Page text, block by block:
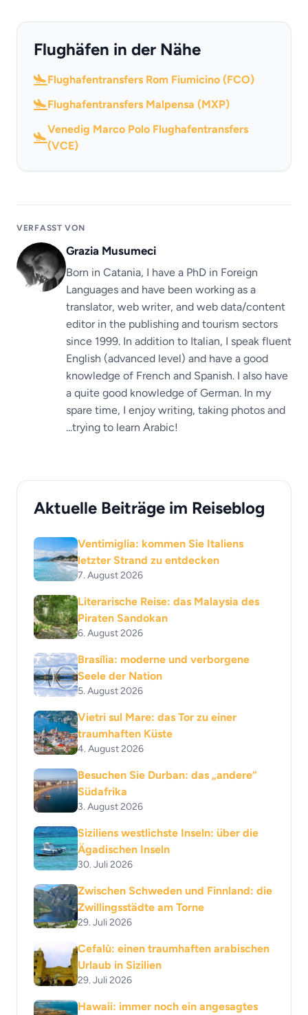
Flughäfen in der Nähe
Flughafentransfers Rom Fiumicino (FCO)
Flughafentransfers Malpensa (MXP)
Venedig Marco Polo Flughafentransfers
(VCE)
VERFASST VON
Grazia Musumeci
Born in Catania, I have a PhD in Foreign
Languages ​​and have been working as a
translator, web writer, and web data/content
editor in the publishing and tourism sectors
since 1999. In addition to Italian, I speak fluent
English (advanced level) and have a good
knowledge of French and Spanish. I also have
a quite good knowledge of German. In my
spare time, I enjoy writing, taking photos and
...trying to learn Arabic!
Aktuelle Beiträge im Reiseblog
Ventimiglia: kommen Sie Italiens
letzter Strand zu entdecken
7. August 2026
Literarische Reise: das Malaysia des
Piraten Sandokan
6. August 2026
Brasília: moderne und verborgene
Seele der Nation
5. August 2026
Vietri sul Mare: das Tor zu einer
traumhaften Küste
4. August 2026
Besuchen Sie Durban: das „andere“
Südafrika
3. August 2026
Siziliens westlichste Inseln: über die
Ägadischen Inseln
30. Juli 2026
Zwischen Schweden und Finnland: die
Zwillingsstädte am Torne
29. Juli 2026
Cefalù: einen traumhaften arabischen
Urlaub in Sizilien
29. Juli 2026
Hawaii: immer noch ein angesagtes